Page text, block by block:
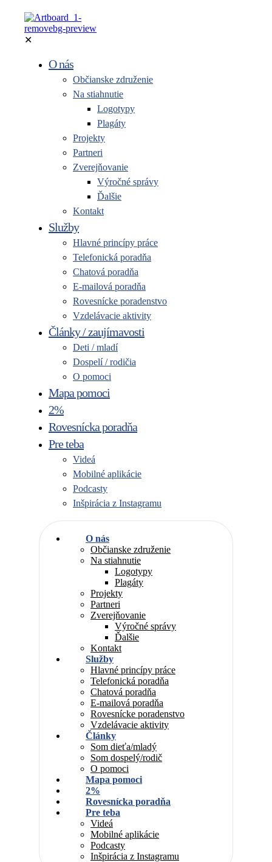
✕
O nás
Občianske združenie
Na stiahnutie
Logotypy
Plagáty
Projekty
Partneri
Zverejňovanie
Výročné správy
Ďalšie
Kontakt
Služby
Hlavné princípy práce
Telefonická poradňa
Chatová poradňa
E-mailová poradňa
Rovesnícke poradenstvo
Vzdelávacie aktivity
Články / zaujímavosti
Deti / mladí
Dospelí / rodičia
O pomoci
Mapa pomoci
2%
Rovesnícka poradňa
Pre teba
Videá
Mobilné aplikácie
Podcasty
Inšpirácia z Instagramu
O nás
Občianske združenie
Na stiahnutie
Logotypy
Plagáty
Projekty
Partneri
Zverejňovanie
Výročné správy
Ďalšie
Kontakt
Služby
Hlavné princípy práce
Telefonická poradňa
Chatová poradňa
E-mailová poradňa
Rovesnícke poradenstvo
Vzdelávacie aktivity
Články
Som dieťa/mladý
Som dospelý/rodič
O pomoci
Mapa pomoci
2%
Rovesnícka poradňa
Pre teba
Videá
Mobilné aplikácie
Podcasty
Inšpirácia z Instagramu